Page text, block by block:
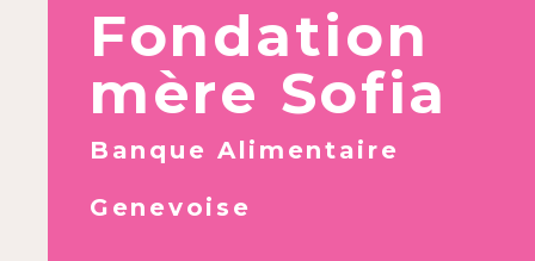
Fondation
mère Sofia
Banque Alimentaire
Genevoise